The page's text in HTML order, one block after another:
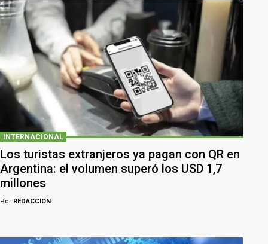
INTERNACIONAL
Los turistas extranjeros ya pagan con QR en
Argentina: el volumen superó los USD 1,7
millones
Por REDACCION